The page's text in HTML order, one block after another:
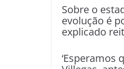
Sobre o
evolução é
explicado
‘Esperamos